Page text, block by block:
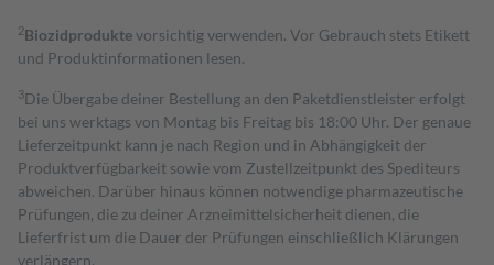
2Biozidproduktevorsichtig verwenden. Vor Gebrauch stets Etikett
und Produktinformationen lesen.
3Die Übergabe deiner Bestellung an den Paketdienstleister erfolgt
bei uns werktags von Montag bis Freitag bis 18:00 Uhr. Der genaue
Lieferzeitpunkt kann je nach Region und in Abhängigkeit der
Produktverfügbarkeit sowie vom Zustellzeitpunkt des Spediteurs
abweichen. Darüber hinaus können notwendige pharmazeutische
Prüfungen, die zu deiner Arzneimittelsicherheit dienen, die
Lieferfrist um die Dauer der Prüfungen einschließlich Klärungen
verlängern.